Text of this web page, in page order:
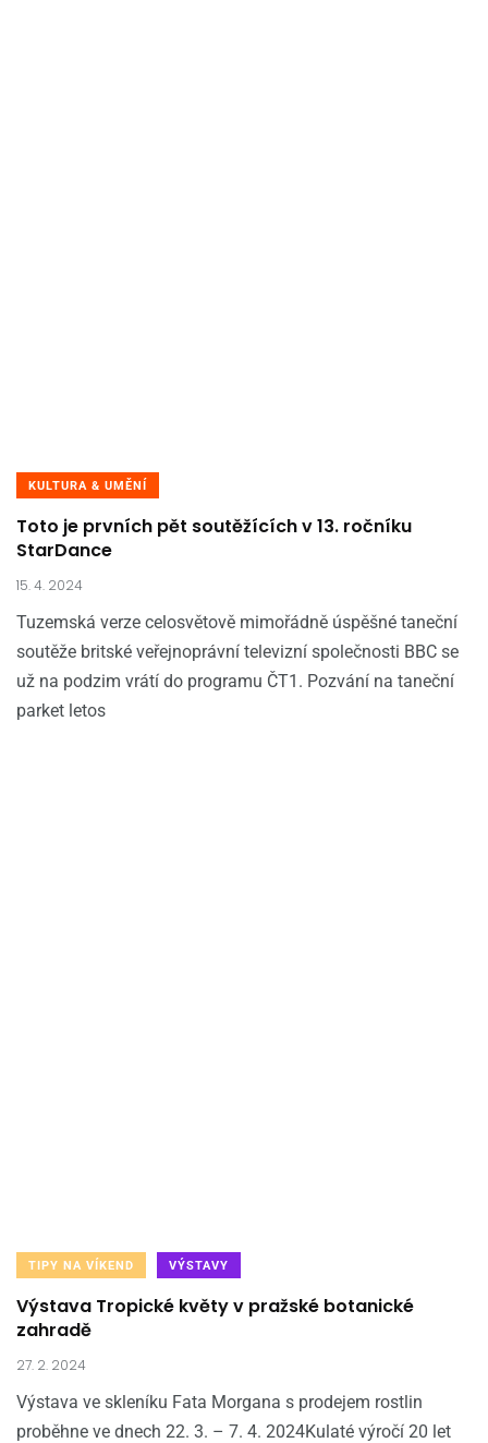
KULTURA & UMĚNÍ
Toto je prvních pět soutěžících v 13. ročníku
StarDance
15. 4. 2024
Tuzemská verze celosvětově mimořádně úspěšné taneční
soutěže britské veřejnoprávní televizní společnosti BBC se
už na podzim vrátí do programu ČT1. Pozvání na taneční
parket letos
TIPY NA VÍKEND VÝSTAVY
Výstava Tropické květy v pražské botanické
zahradě
27. 2. 2024
Výstava ve skleníku Fata Morgana s prodejem rostlin
proběhne ve dnech 22. 3. – 7. 4. 2024Kulaté výročí 20 let